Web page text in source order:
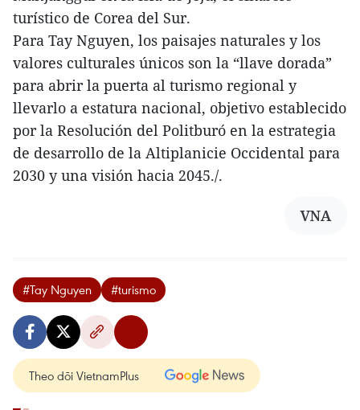
turístico de Corea del Sur.
Para Tay Nguyen, los paisajes naturales y los
valores culturales únicos son la “llave dorada”
para abrir la puerta al turismo regional y
llevarlo a estatura nacional, objetivo establecido
por la Resolución del Politburó en la estrategia
de desarrollo de la Altiplanicie Occidental para
2030 y una visión hacia 2045./.
VNA
#Tay Nguyen #turismo
Theo dõi VietnamPlus